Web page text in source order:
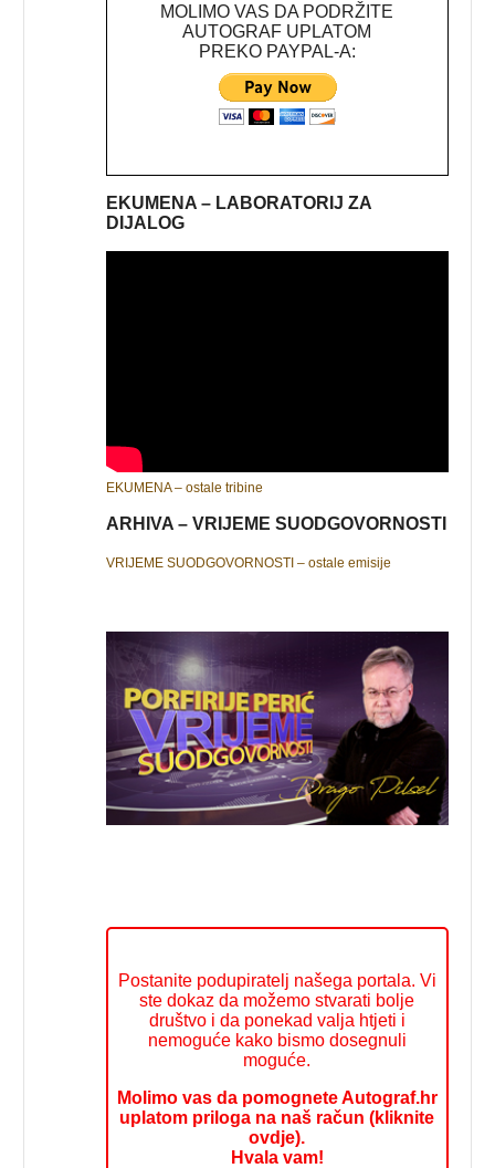
MOLIMO VAS DA PODRŽITE
AUTOGRAF UPLATOM
PREKO PAYPAL-A:
EKUMENA – LABORATORIJ ZA
DIJALOG
EKUMENA – ostale tribine
ARHIVA – VRIJEME SUODGOVORNOSTI
VRIJEME SUODGOVORNOSTI – ostale emisije
Postanite podupiratelj našega portala. Vi
ste dokaz da možemo stvarati bolje
društvo i da ponekad valja htjeti i
nemoguće kako bismo dosegnuli
moguće.
Molimo vas da pomognete Autograf.hr
uplatom priloga na naš račun (kliknite
ovdje).
Hvala vam!